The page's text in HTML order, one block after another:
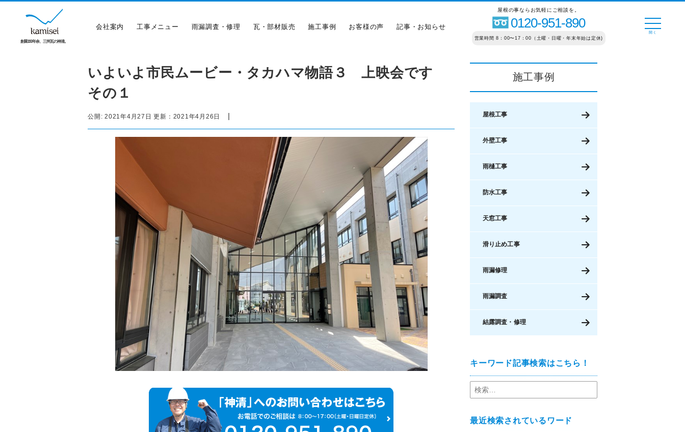
創業150年余、三州瓦の神清。
会社案内 工事メニュー 雨漏調査・修理 瓦・部材販売 施工事例 お客様の声 記事・お知らせ
屋根の事ならお気軽にご相談を。
0120-951-890
営業時間 8：00〜17：00（土曜・日曜・年末年始は定休)
いよいよ市民ムービー・タカハマ物語３ 上映会です
その１
公開: 2021年4月27日 更新： 2021年4月26日 |
施工事例
屋根工事
外壁工事
雨樋工事
防水工事
天窓工事
滑り止め工事
雨漏修理
雨漏調査
結露調査・修理
キーワード記事検索はこちら！
最近検索されているワード